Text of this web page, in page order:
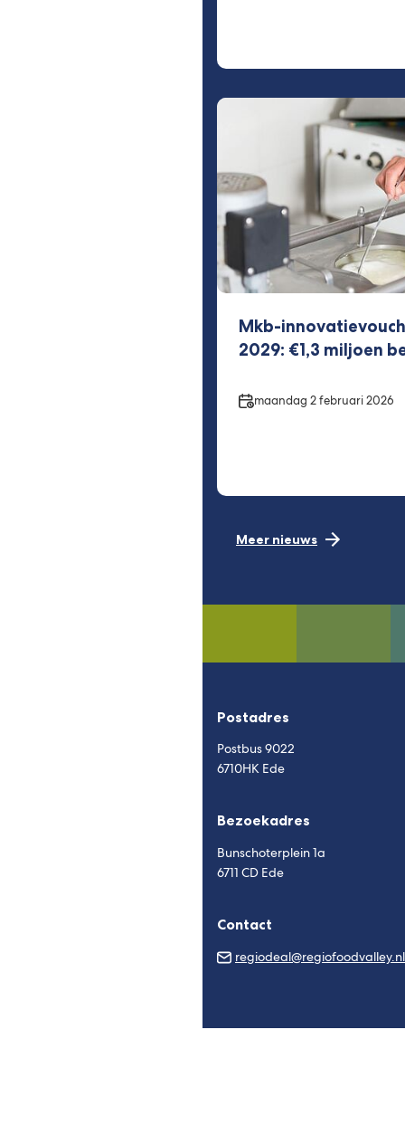
Mkb-
2029: €1,3 miljoen
Datum
maandag 2 februari 2026
Meer nieuws
Postadres
Postbus 9022
6710HK Ede
Bezoekadres
Bunschoterplein 1a
6711 CD Ede
Contact
regiodeal@regiofoodvalley.nl